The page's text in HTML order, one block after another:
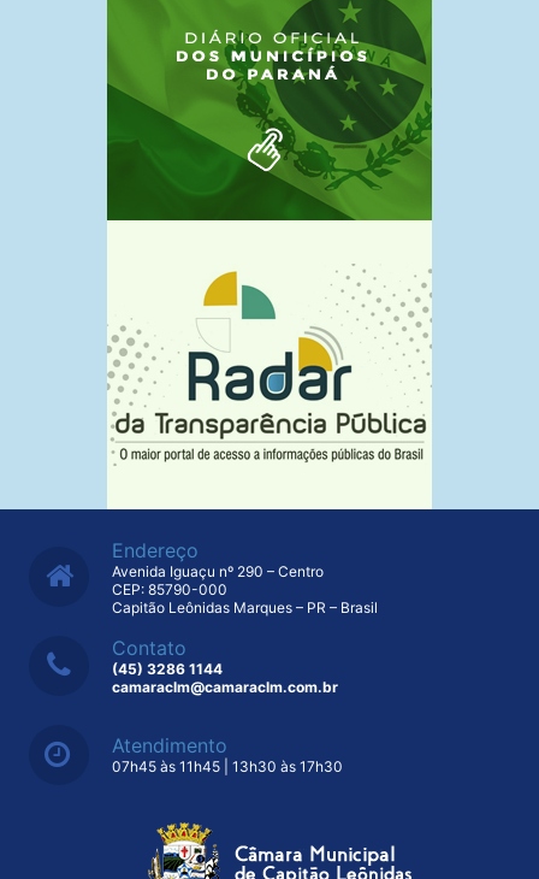
Endereço
Avenida Iguaçu nº 290 – Centro
CEP: 85790-000
Capitão Leônidas Marques – PR – Brasil
Contato
(45) 3286 1144
camaraclm@camaraclm.com.br
Atendimento
07h45 às 11h45 | 13h30 às 17h30